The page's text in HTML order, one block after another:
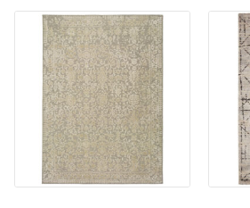
through
699,90 €